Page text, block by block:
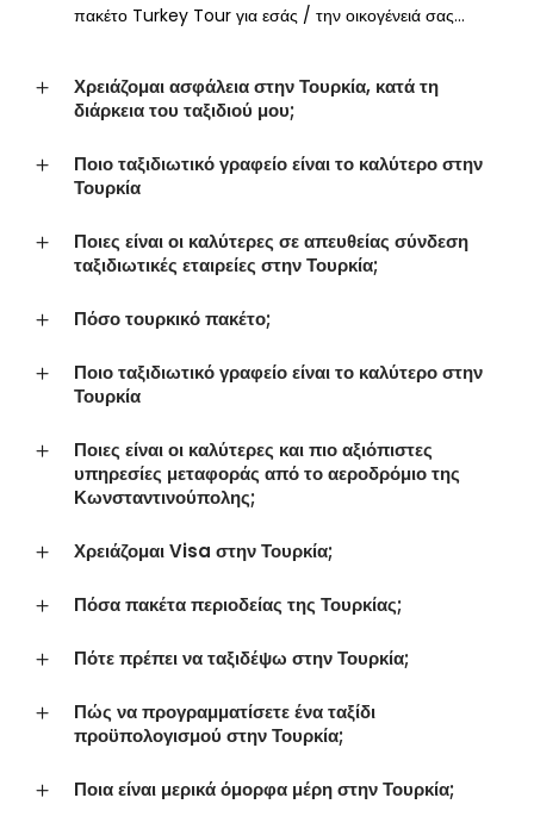
πακέτο Turkey Tour για εσάς / την οικογένειά σας...
Χρειάζομαι ασφάλεια στην Τουρκία, κατά τη
διάρκεια του ταξιδιού μου;
Ποιο ταξιδιωτικό γραφείο είναι το καλύτερο στην
Τουρκία
Ποιες είναι οι καλύτερες σε απευθείας σύνδεση
ταξιδιωτικές εταιρείες στην Τουρκία;
Πόσο τουρκικό πακέτο;
Ποιο ταξιδιωτικό γραφείο είναι το καλύτερο στην
Τουρκία
Ποιες είναι οι καλύτερες και πιο αξιόπιστες
υπηρεσίες μεταφοράς από το αεροδρόμιο της
Κωνσταντινούπολης;
Χρειάζομαι Visa στην Τουρκία;
Πόσα πακέτα περιοδείας της Τουρκίας;
Πότε πρέπει να ταξιδέψω στην Τουρκία;
Πώς να προγραμματίσετε ένα ταξίδι
προϋπολογισμού στην Τουρκία;
Ποια είναι μερικά όμορφα μέρη στην Τουρκία;